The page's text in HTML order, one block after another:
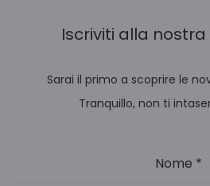
Iscriviti alla
Sarai il primo a scoprire le
Tranquillo, non ti
Nome *